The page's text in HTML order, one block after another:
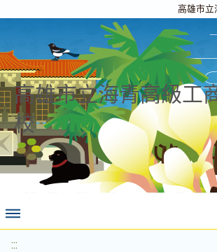
高雄市立
高雄市立海青高級工
校
:::